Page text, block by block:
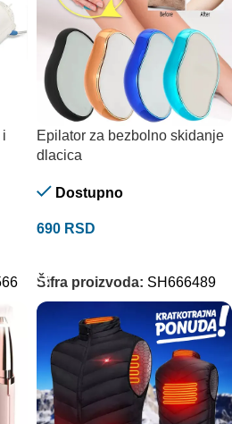
Epilator za bezbolno skidanje
dlacica
Dostupno
690 RSD
Šifra proizvoda: SH666489